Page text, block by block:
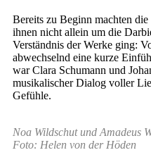
Bereits zu Beginn machten
ihnen nicht allein um die
Verständnis der Werke ging:
abwechselnd eine kurze
war Clara Schumann und
musikalischer Dialog voller
Gefühle.
Noa Wildschut und Amadeus
Foto: Helen von der Höden